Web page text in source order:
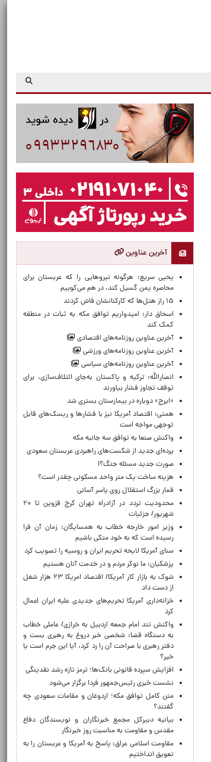
آخرین عناوین
یحیی سریع: هرگونه نیروهایی را که عربستان برای
محاصره یمن گسیل کند، در هم می‌کوبیم
۱۵ راز هتل‌ها که کارکنانشان فاش کردند
اسحاق دار: امیدواریم توافق مکه به ثبات در منطقه
کمک کند
آخرین عناوین روزنامه‌های اقتصادی
آخرین عناوین روزنامه‌های ورزشی
آخرین عناوین روزنامه‌های سیاسی
انصارالله: ترکیه و پاکستان به‌جای ائتلاف‌سازی، برای
توقف تجاوز فشار بیاورند
«ایرج» دوباره در بیمارستان بستری شد
همتی: اقتصاد آمریکا نیز با فشارها و ریسک‌های قابل
توجهی مواجه است
واکنش صنعا به توافق سه جانبه مکه
پرده‌ای جدید از شکست‌های راهبردی عربستان سعودی
صورت جدید مسئله جنگ؟!
هزینه ساخت یک متر واحد مسکونی چقدر است؟
قمار بزرگ استقلال روی یاسر آسانی
محدودیت تردد در آزادراه تهران کرج قزوین تا ۲۰
شهریور/ جزئیات
وزیر امور خارجه خطاب به همسایگان: زمان آن فرا
رسیده است که به خود متکی باشیم
سنای آمریکا لایحه تحریم ایران و روسیه را تصویب کرد
پزشکیان: ما نوکر مردم و در خدمت آنان هستیم
شوک به بازار کار آمریکا/ اقتصاد امریکا ۲۳ هزار شغل
از دست داد
خزانه‌داری آمریکا تحریم‌های جدیدی علیه ایران اعمال
کرد
واکنش تند امام جمعه اردبیل به خرازی/ عاملی خطاب
به دستگاه قضا: شخصی خبر دروغ به رهبری بست و
دفتر رهبری با صراحت آن را رد کرد، آیا این جرم است یا
خیر؟
افزایش سپرده قانونی بانک‌ها؛ ترمز تازه رشد نقدینگی
نشست خبری رئیس‌جمهور فردا برگزار می‌شود
متن کامل توافق مکه؛ اردوغان و مقامات سعودی چه
گفتند؟
بیانیه دبیرکل مجمع خبرنگاران و نویسندگان دفاع
مقدس و مقاومت به مناسبت روز خبرنگار
مقاومت اسلامی عراق: پاسخ به آمریکا و عربستان را به
تعویق انداختیم